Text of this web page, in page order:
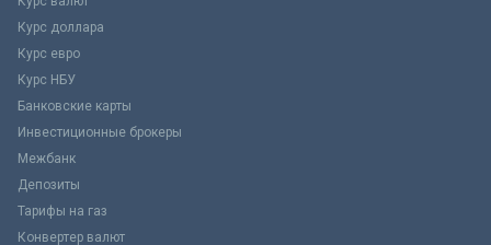
Курс доллара
Курс евро
Курс НБУ
Банковские карты
Инвестиционные брокеры
Межбанк
Депозиты
Тарифы на газ
Конвертер валют